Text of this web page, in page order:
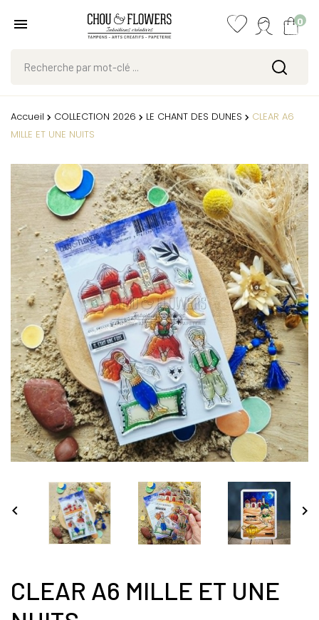
0
Accueil COLLECTION 2026 LE CHANT DES DUNES
CLEAR A6
MILLE ET UNE NUITS
 
CLEAR A6 MILLE ET UNE